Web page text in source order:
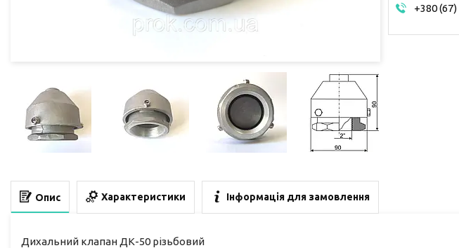
+380
Опис Характеристики Інформація для замовлення
Дихальний клапан ДК-50 різьбовий